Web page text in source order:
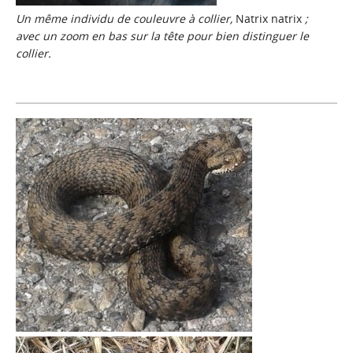
Un même individu de couleuvre à collier, Natrix natrix ;
avec un zoom en bas sur la tête pour bien distinguer le
collier.